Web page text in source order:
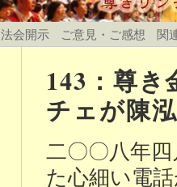
法会開示 ご意見・ご感想 関
143：尊
チェが陳
二〇〇八年
た心細い電
声明発表